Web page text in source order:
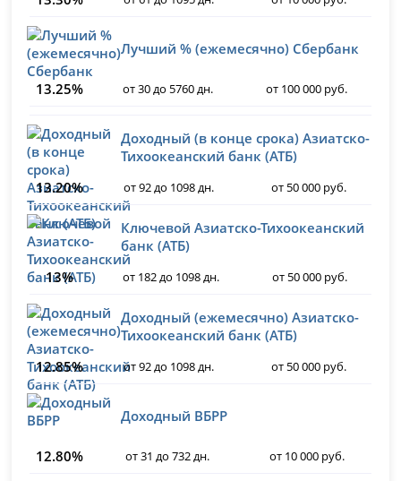
Лучший % (ежемесячно) Сбербанк
13.25% от 30 до 5760 дн. от 100 000 руб.
Доходный (в конце срока) Азиатско-
Тихоокеанский банк (АТБ)
13.20%
от 92 до 1098 дн. от 50 000 руб.
Ключевой Азиатско-Тихоокеанский
банк (АТБ)
13%
от 182 до 1098 дн. от 50 000 руб.
Доходный (ежемесячно) Азиатско-
Тихоокеанский банк (АТБ)
12.85%
от 92 до 1098 дн. от 50 000 руб.
Доходный ВБРР
12.80% от 31 до 732 дн. от 10 000 руб.